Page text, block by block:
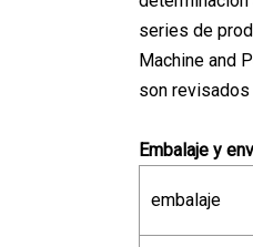
series de
Machine and
son
Embalaje y
embalaje